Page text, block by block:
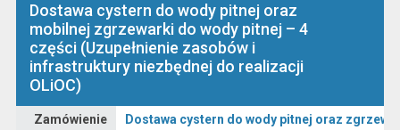
Dostawa cystern do wody pitnej oraz
mobilnej zgrzewarki do wody pitnej – 4
części (Uzupełnienie zasobów i
infrastruktury niezbędnej do realizacji
OLiOC)
Zamówienie
Dostawa cystern do wody pitnej oraz